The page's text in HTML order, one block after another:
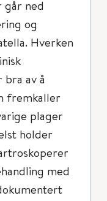
går ned
og
Hverken
av å
fremkaller
plager
holder
med